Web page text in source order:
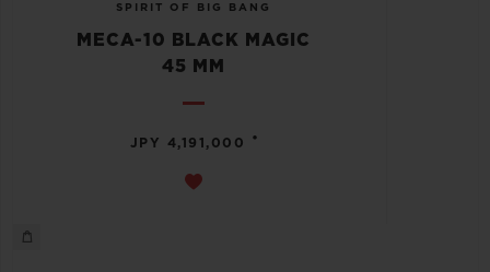
SPIRIT OF BIG BANG
MECA-10 BLACK MAGIC
45 MM
JPY 4,191,000 •